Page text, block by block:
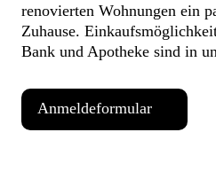
renovierten Wohnungen ein
Zuhause.
Bank und Apotheke sind in
Anmeldeformular